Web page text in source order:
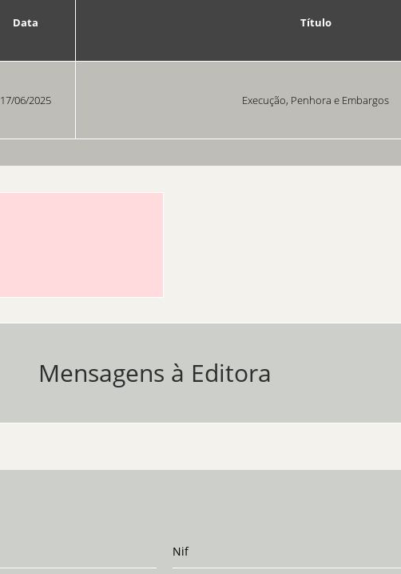
Data Título
17/06/2025 Execução, Penhora e Embargos
Mensagens à Editora